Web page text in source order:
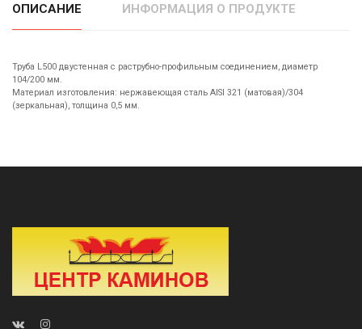
ОПИСАНИЕ ИНФОРМАЦИЯ О ПРОДУКТЕ
Труба L500 двустенная с раструбно-профильным соединением, диаметр
104/200 мм.
Материал изготовления: нержавеющая сталь AISI 321 (матовая)/304
(зеркальная), толщина 0,5 мм.